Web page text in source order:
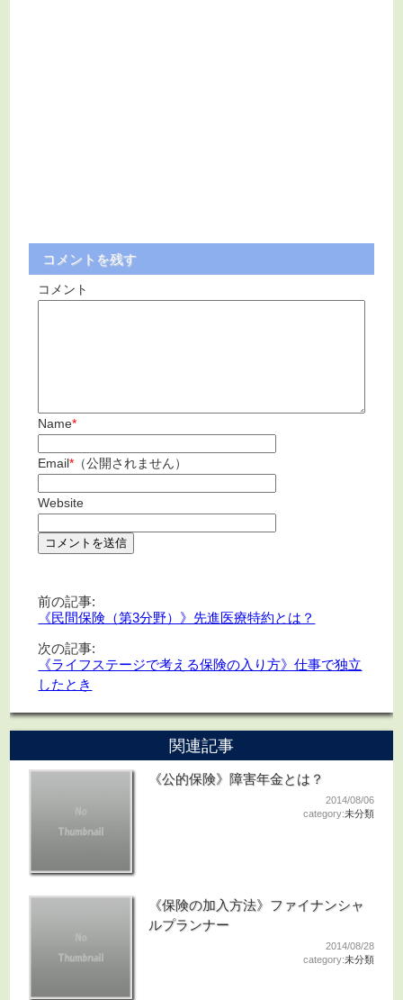
コメントを残す
コメント
Name*
Email* （公開されません）
Website
前の記事:
《民間保険（第3分野）》先進医療特約とは？
次の記事:
《ライフステージで考える保険の入り方》仕事で独立
したとき
関連記事
《公的保険》障害年金とは？
2014/08/06
category:未分類
《保険の加入方法》ファイナンシャ
ルプランナー
2014/08/28
category:未分類